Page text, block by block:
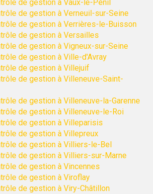
de gestion à Vaux-le-Pénil
de gestion à Verneuil-sur-Seine
de gestion à Verrières-le-Buisson
de gestion à Versailles
de gestion à Vigneux-sur-Seine
de gestion à Ville-d'Avray
de gestion à Villejuif
de gestion à Villeneuve-Saint-
de gestion à Villeneuve-la-Garenne
de gestion à Villeneuve-le-Roi
de gestion à Villeparisis
de gestion à Villepreux
de gestion à Villiers-le-Bel
de gestion à Villiers-sur-Marne
de gestion à Vincennes
de gestion à Viroflay
de gestion à Viry-Châtillon